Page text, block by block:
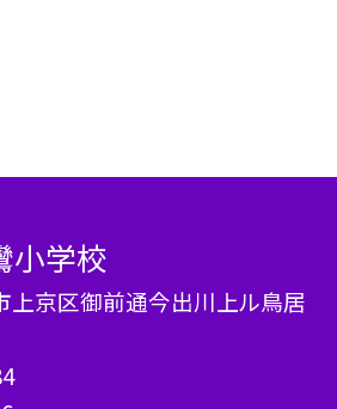
小学校
上京区御前通今出川上ル鳥居